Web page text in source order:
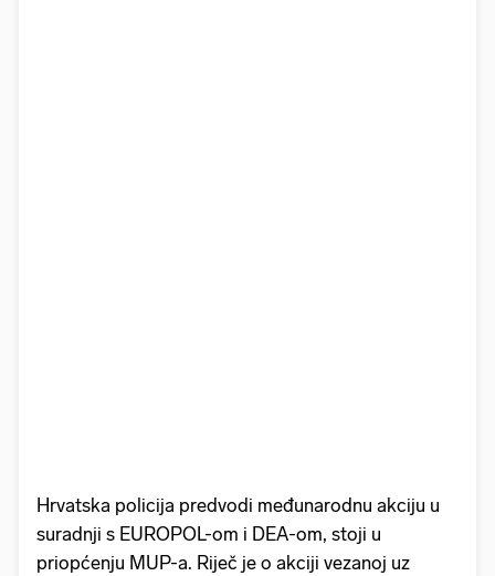
Hrvatska policija predvodi međunarodnu akciju u
suradnji s EUROPOL-om i DEA-om, stoji u
priopćenju MUP-a. Riječ je o akciji vezanoj uz